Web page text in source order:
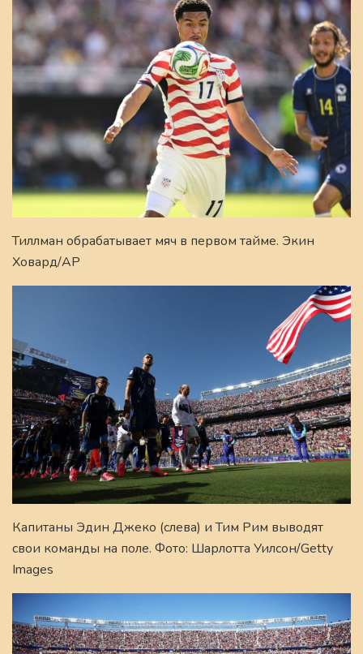
Тиллман обрабатывает мяч в первом тайме. Экин
Ховард/AP
Капитаны Эдин Джеко (слева) и Тим Рим выводят
свои команды на поле. Фото: Шарлотта Уилсон/Getty
Images